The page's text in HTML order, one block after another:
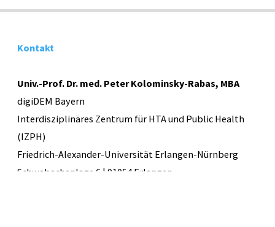
Kontakt
Univ.-Prof. Dr. med. Peter Kolominsky-Rabas, MBA
digiDEM Bayern
Interdisziplinäres Zentrum für HTA und Public Health
(IZPH)
Friedrich-Alexander-Universität Erlangen-Nürnberg
Schwabachanlage 6 | 91054 Erlangen